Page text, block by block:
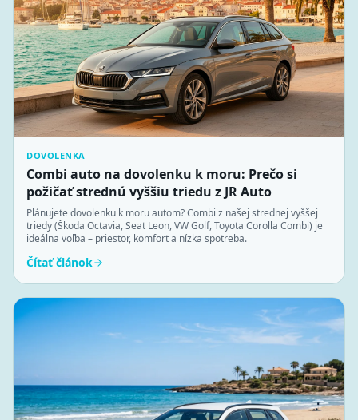
DOVOLENKA
Combi auto na dovolenku k moru: Prečo si
požičať strednú vyššiu triedu z JR Auto
Plánujete dovolenku k moru autom? Combi z našej strednej vyššej
triedy (Škoda Octavia, Seat Leon, VW Golf, Toyota Corolla Combi) je
ideálna voľba – priestor, komfort a nízka spotreba.
Čítať článok